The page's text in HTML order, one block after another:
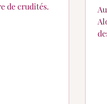
de crudités.